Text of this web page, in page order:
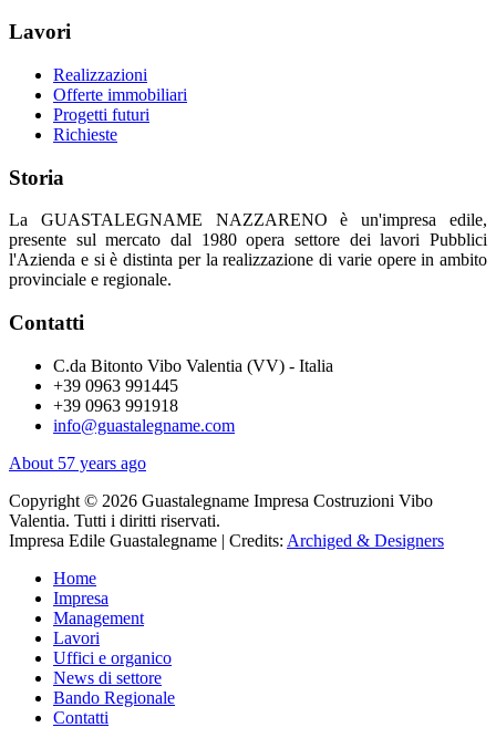
Lavori
Realizzazioni
Offerte immobiliari
Progetti futuri
Richieste
Storia
La GUASTALEGNAME NAZZARENO è un'impresa edile,
presente sul mercato dal 1980 opera settore dei lavori Pubblici
l'Azienda e si è distinta per la realizzazione di varie opere in ambito
provinciale e regionale.
Contatti
C.da Bitonto Vibo Valentia (VV) - Italia
+39 0963 991445
+39 0963 991918
info@guastalegname.com
About 57 years ago
Copyright © 2026 Guastalegname Impresa Costruzioni Vibo
Valentia. Tutti i diritti riservati.
Impresa Edile Guastalegname | Credits: Archiged & Designers
Home
Impresa
Management
Lavori
Uffici e organico
News di settore
Bando Regionale
Contatti